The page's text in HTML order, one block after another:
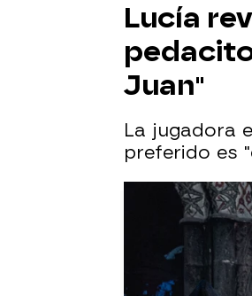
Lucía
Juan"
La jugadora
preferido es